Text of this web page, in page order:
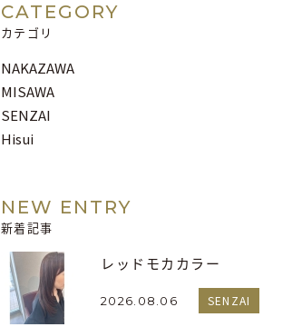
CATEGORY
カテゴリ
NAKAZAWA
MISAWA
SENZAI
Hisui
NEW ENTRY
新着記事
レッドモカカラー
2026.08.06 SENZAI